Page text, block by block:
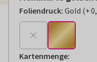
Foliendruck: Gold (
+€ 0,49
+
Kartenmenge: